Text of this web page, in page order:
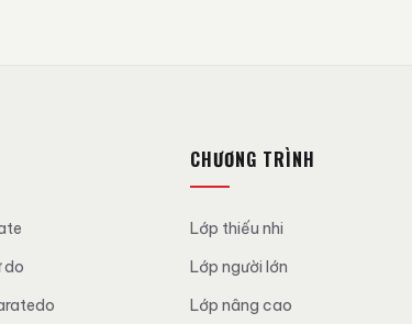
do
CHƯƠNG TRÌNH
Lớp thiếu nhi
Lớp người lớn
Lớp nâng cao